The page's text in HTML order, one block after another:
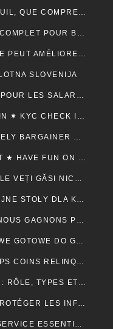
TAXI AÉROPORT DEPUIS LONGUEUIL, QUE COMPREND RÉELLEMENT LE PRIX ANNONCÉ ?
LE BOIS DE CHAUFFAGE : GUIDE COMPLET POUR BIEN CHOISIR SON COMBUSTIBLE
COMMENT LE BRACELET D’AMBRE PEUT AMÉLIORER VOTRE QUOTIDIEN
SLOVENIJA
ACCESSOIRES INDISPENSABLES POUR LES SALARIÉS EN DÉPLACEMENT PROFESSIONNEL
NO DEPOSIT BONUS CASINO SPAIN ✷ KYC CHECK IN CANADA 🍀
HONEST ONLINE CASINO FOR LIVELY BARGAINER BACK ⚡️ CA ♦️
BONUSBLITZ CASINO NO DEPOSIT ★ HAVE FUN ON MULTIPLE PLATFORMS AUTOMATICALLY CANADIAN FEDERATION 💸
TITLURI ORIGINALE PE CARE NU LE VEȚI GĂSI NICĂIERI ALTUNDEVA. ♬ CONSTANȚA 🔮
WIELOPOZIOMOWE KONKURENCYJNE STOŁY DLA KAŻDEGO POZIOMU UMIEJĘTNOŚCI · RZECZPOSPOLITA POLSKA 💵
POURQUOI JOUER AILLEURS — NOUS GAGNONS PLUS ! — RÉPUBLIQUE FRANÇAISE 💵
NAJWYŻEJ PŁATNE GRY KASYNOWE GOTOWE DO GRY — POLSKA REGION CLAIM YOUR REWARD
25,000 AMBER COINS + 2.5 SWEEPS COINS RELINQUISH ALONG SIGN IMPROVING • IE 🏦
COMPRENDRE LES ADRESSES IP : RÔLE, TYPES ET UTILITÉ AU QUOTIDIEN
L’ÉLAGAGE DES ARBRES POUR PROTÉGER LES INFRASTRUCTURES
CONVOYAGE DE VÉHICULE : UN SERVICE ESSENTIEL POUR LES PROFESSIONNELS DE L’AUTOMOBILE